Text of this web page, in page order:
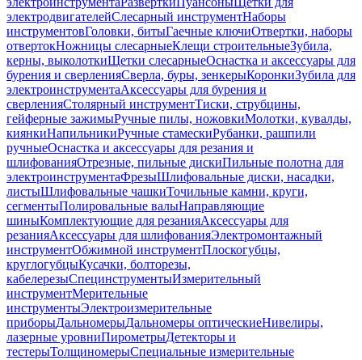
электродвигателейСлесарный инструментНаборы
инструментовГоловки, битыГаечные ключиОтвертки, наборы
отвертокНожницы слесарныеКлещи строительныеЗубила,
керны, выколоткиЩетки слесарныеОснастка и аксессуары для
бурения и сверленияСверла, буры, зенкерыКоронкиЗубила для
электроинструментаАксессуары для бурения и
сверленияСтолярный инструментТиски, струбцины,
гейферные зажимыРучные пилы, ножовкиМолотки, кувалды,
киянкиНапильникиРучные стамескиРубанки, рашпили
ручныеОснастка и аксессуары для резания и
шлифованияОтрезные, пильные дискиПильные полотна для
электроинструментаФрезыШлифовальные диски, насадки,
листыШлифовальные чашкиТочильные камни, круги,
сегментыПолировальные валыНаправляющие
шиныКомплектующие для резанияАксессуары для
резанияАксессуары для шлифованияЭлектромонтажный
инструментОбжимной инструментПлоскогубцы,
круглогубцыКусачки, болторезы,
кабелерезыСпецинструментыИзмерительный
инструментМерительные
инструментыЭлектроизмерительные
приборыДальномерыДальномеры оптическиеНивелиры,
лазерные уровниПирометрыДетекторы и
тестерыТолщиномерыСпециальные измерительные